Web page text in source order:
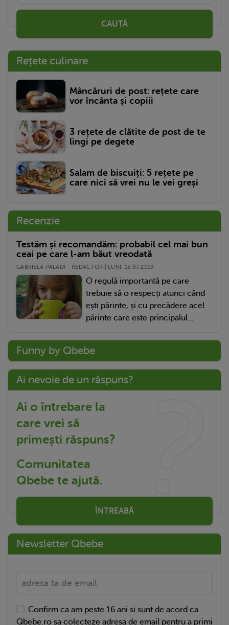
CAUTĂ
Rețete culinare
Mâncăruri de post: rețete care
vor încânta și copiii
3 rețete de clătite de post de te
lingi pe degete
Salam de biscuiți: 5 rețete pe
care nici să vrei nu le vei greși
Recenzie
Testăm și recomandăm: probabil cel mai bun
ceai pe care l-am băut vreodată
GABRIELA PALADI - REDACTOR | LUNI, 15.07.2019
O regulă importantă pe care
trebuie să o respecți atunci când
ești părinte, și cu precădere acel
părinte care este principalul...
Funny by Qbebe
Ai nevoie de un răspuns?
Ai o întrebare la
care vrei să
primești răspuns?
Comunitatea
Qbebe te ajută.
ÎNTREABĂ
Newsletter Qbebe
Confirm ca am peste 16 ani si sunt de acord ca
Qbebe.ro sa colecteze adresa de email pentru a primi